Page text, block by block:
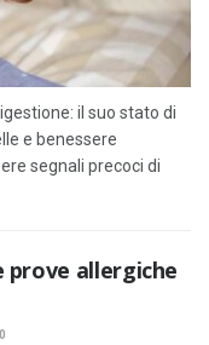
il suo stato di
e benessere
segnali precoci di
prove allergiche
0